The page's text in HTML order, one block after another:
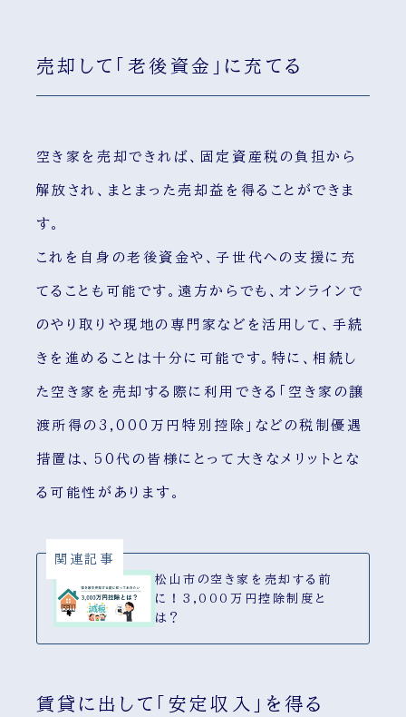
売却して「老後資金」に充てる
空き家を売却できれば、固定資産税の負担から
解放され、まとまった売却益を得ることができま
す。
これを自身の老後資金や、子世代への支援に充
てることも可能です。遠方からでも、オンラインで
のやり取りや現地の専門家などを活用して、手続
きを進めることは十分に可能です。特に、相続し
た空き家を売却する際に利用できる「空き家の譲
渡所得の3,000万円特別控除」などの税制優遇
措置は、50代の皆様にとって大きなメリットとな
る可能性があります。
関連記事
松山市の空き家を売却する前
に！3,000万円控除制度と
は？
賃貸に出して「安定収入」を得る